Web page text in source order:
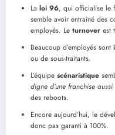
La loi 96, qui officialise le
semble avoir entraîné des
employés. Le turnover est
Beaucoup d’employés sont
ou de sous-traitants.
L’équipe scénaristique
digne d’une franchise
des reboots.
Encore aujourd’hui, le
donc pas garanti à 100%.